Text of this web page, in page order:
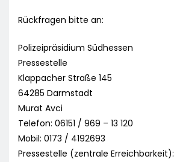
Rückfragen bitte an:
Polizeipräsidium Südhessen
Pressestelle
Klappacher Straße 145
64285 Darmstadt
Murat Avci
Telefon: 06151 / 969 – 13 120
Mobil: 0173 / 4192693
Pressestelle (zentrale Erreichbarkeit):